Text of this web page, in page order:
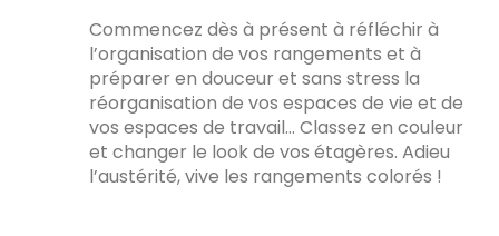
Commencez dès à présent à réfléchir à
l’organisation de vos rangements et à
préparer en douceur et sans stress la
réorganisation de vos espaces de vie et de
vos espaces de travail… Classez en couleur
et changer le look de vos étagères. Adieu
l’austérité, vive les rangements colorés !